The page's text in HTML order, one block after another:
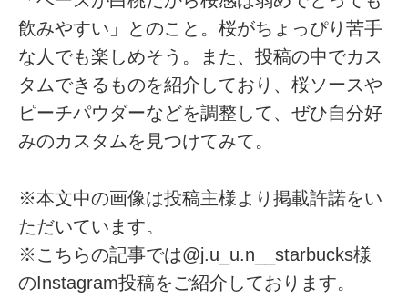
飲みやすい」とのこと。桜がちょっぴり苦手
な人でも楽しめそう。また、投稿の中でカス
タムできるものを紹介しており、桜ソースや
ピーチパウダーなどを調整して、ぜひ自分好
みのカスタムを見つけてみて。
※本文中の画像は投稿主様より掲載許諾をい
ただいています。
※こちらの記事では@j.u_u.n__starbucks様
のInstagram投稿をご紹介しております。